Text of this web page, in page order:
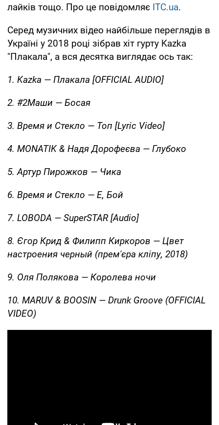
лайків тощо. Про це повідомляє ITC.ua.
Серед музичних відео найбільше переглядів в
Україні у 2018 році зібрав хіт гурту Kazka
"Плакала", а вся десятка виглядає ось так:
1. Kazka — Плакала [OFFICIAL AUDIO]
2. #2Маши — Босая
3. Время и Стекло — Топ [Lyric Video]
4. MONATIK & Надя Дорофеєва — Глубоко
5. Артур Пирожков — Чика
6. Время и Стекло — Е, Бой
7. LOBODA — SuperSTAR [Audio]
8. Єгор Крид & Филипп Киркоров — Цвет
настроения черный (прем'єра кліпу, 2018)
9. Оля Полякова — Королева ночи
10. MARUV & BOOSIN — Drunk Groove (OFFICIAL
VIDEO)